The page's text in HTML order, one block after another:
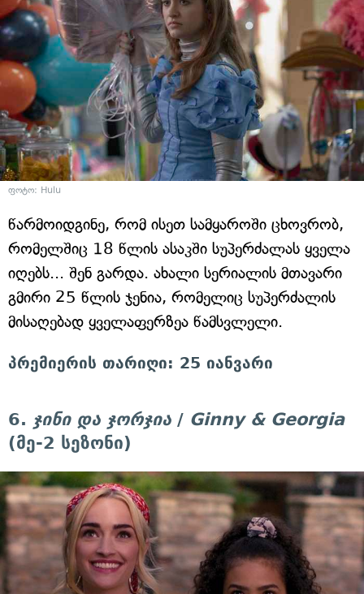
ფოტო: Hulu
წარმოიდგინე, რომ ისეთ სამყაროში ცხოვრობ,
რომელშიც 18 წლის ასაკში სუპერძალას ყველა
იღებს... შენ გარდა. ახალი სერიალის მთავარი
გმირი 25 წლის ჯენია, რომელიც სუპერძალის
მისაღებად ყველაფერზეა წამსვლელი.
პრემიერის თარიღი: 25 იანვარი
6. ჯინი და ჯორჯია / Ginny & Georgia
(მე-2 სეზონი)